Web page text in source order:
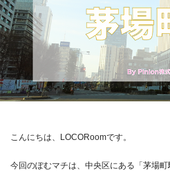
こんにちは、LOCORoomです。
今回のぽむマチは、中央区にある「茅場